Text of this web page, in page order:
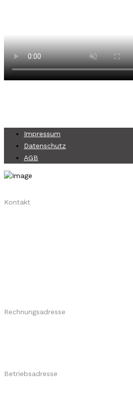
Impressum
Datenschutz
AGB
Kontakt
Rechnungsadresse
Betriebsadresse